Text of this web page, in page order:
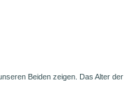
Beiden zeigen. Das Alter der